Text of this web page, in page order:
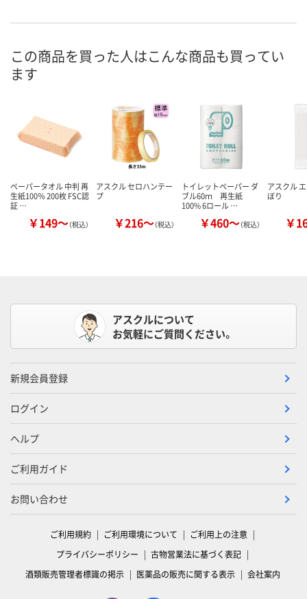
この商品を買った人はこんな商品も買ってい
ます
ペーパータオル 中判 再
生紙100％ 200枚 FSC認
証 …
￥149～（税込）
アスクル セロハンテー
プ
￥216～（税込）
トイレットペーパー ダ
ブル60ｍ 再生紙
100% 6ロール …
￥460～（税込）
アスクル
ぼり
￥
アスクルについて
お気軽にご質問ください。
新規会員登録
ログイン
ヘルプ
ご利用ガイド
お問い合わせ
ご利用規約 ご利用環境について
ご利用上の注意
プライバシーポリシー
古物営業法に基づく表記
酒類販売管理者標識の掲示
医薬品の販売に関する表示 会社案内